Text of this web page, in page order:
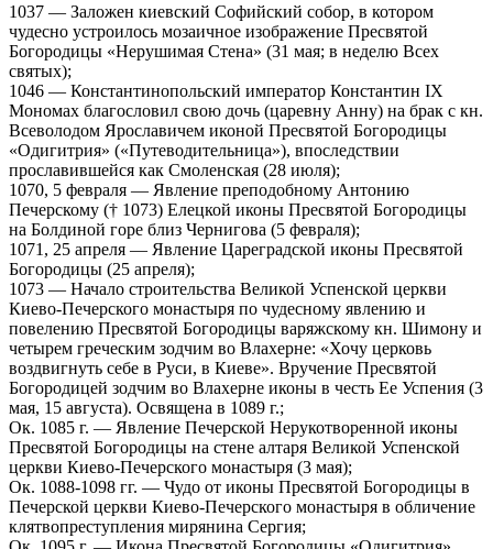
1037 — Заложен киевский Софийский собор, в котором
чудесно устроилось мозаичное изображение Пресвятой
Богородицы «Нерушимая Стена» (31 мая; в неделю Всех
святых);
1046 — Константинопольский император Константин IX
Мономах благословил свою дочь (царевну Анну) на брак с кн.
Всеволодом Ярославичем иконой Пресвятой Богородицы
«Одигитрия» («Путеводительница»), впоследствии
прославившейся как Смоленская (28 июля);
1070, 5 февраля — Явление преподобному Антонию
Печерскому († 1073) Елецкой иконы Пресвятой Богородицы
на Болдиной горе близ Чернигова (5 февраля);
1071, 25 апреля — Явление Цареградской иконы Пресвятой
Богородицы (25 апреля);
1073 — Начало строительства Великой Успенской церкви
Киево-Печерского монастыря по чудесному явлению и
повелению Пресвятой Богородицы варяжскому кн. Шимону и
четырем греческим зодчим во Влахерне: «Хочу церковь
воздвигнуть себе в Руси, в Киеве». Вручение Пресвятой
Богородицей зодчим во Влахерне иконы в честь Ее Успения (3
мая, 15 августа). Освящена в 1089 г.;
Ок. 1085 г. — Явление Печерской Нерукотворенной иконы
Пресвятой Богородицы на стене алтаря Великой Успенской
церкви Киево-Печерского монастыря (3 мая);
Ок. 1088-1098 гг. — Чудо от иконы Пресвятой Богородицы в
Печерской церкви Киево-Печерского монастыря в обличение
клятвопреступления мирянина Сергия;